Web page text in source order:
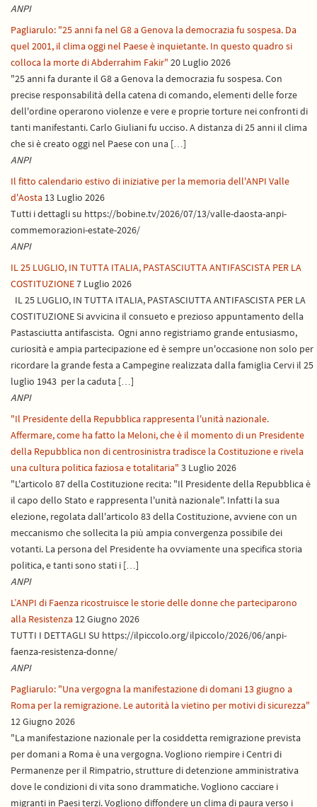
ANPI
Pagliarulo: "25 anni fa nel G8 a Genova la democrazia fu sospesa. Da
quel 2001, il clima oggi nel Paese è inquietante. In questo quadro si
colloca la morte di Abderrahim Fakir" 20 Luglio 2026
"25 anni fa durante il G8 a Genova la democrazia fu sospesa. Con
precise responsabilità della catena di comando, elementi delle forze
dell'ordine operarono violenze e vere e proprie torture nei confronti di
tanti manifestanti. Carlo Giuliani fu ucciso. A distanza di 25 anni il clima
che si è creato oggi nel Paese con una […]
ANPI
Il fitto calendario estivo di iniziative per la memoria dell'ANPI Valle
d'Aosta 13 Luglio 2026
Tutti i dettagli su https://bobine.tv/2026/07/13/valle-daosta-anpi-
commemorazioni-estate-2026/
ANPI
IL 25 LUGLIO, IN TUTTA ITALIA, PASTASCIUTTA ANTIFASCISTA PER LA
COSTITUZIONE7 Luglio 2026
IL 25 LUGLIO, IN TUTTA ITALIA, PASTASCIUTTA ANTIFASCISTA PER LA
COSTITUZIONE Si avvicina il consueto e prezioso appuntamento della
Pastasciutta antifascista. Ogni anno registriamo grande entusiasmo,
curiosità e ampia partecipazione ed è sempre un'occasione non solo per
ricordare la grande festa a Campegine realizzata dalla famiglia Cervi il 25
luglio 1943 per la caduta […]
ANPI
"Il Presidente della Repubblica rappresenta l'unità nazionale.
Affermare, come ha fatto la Meloni, che è il momento di un Presidente
della Repubblica non di centrosinistra tradisce la Costituzione e rivela
una cultura politica faziosa e totalitaria" 3 Luglio 2026
"L'articolo 87 della Costituzione recita: "Il Presidente della Repubblica è
il capo dello Stato e rappresenta l'unità nazionale". Infatti la sua
elezione, regolata dall'articolo 83 della Costituzione, avviene con un
meccanismo che sollecita la più ampia convergenza possibile dei
votanti. La persona del Presidente ha ovviamente una specifica storia
politica, e tanti sono stati i […]
ANPI
L’ANPI di Faenza ricostruisce le storie delle donne che parteciparono
alla Resistenza 12 Giugno 2026
TUTTI I DETTAGLI SU https://ilpiccolo.org/ilpiccolo/2026/06/anpi-
faenza-resistenza-donne/
ANPI
Pagliarulo: "Una vergogna la manifestazione di domani 13 giugno a
Roma per la remigrazione. Le autorità la vietino per motivi di sicurezza"
12 Giugno 2026
"La manifestazione nazionale per la cosiddetta remigrazione prevista
per domani a Roma è una vergogna. Vogliono riempire i Centri di
Permanenze per il Rimpatrio, strutture di detenzione amministrativa
dove le condizioni di vita sono drammatiche. Vogliono cacciare i
migranti in Paesi terzi. Vogliono diffondere un clima di paura verso i